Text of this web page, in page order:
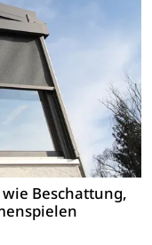
Beschattung,